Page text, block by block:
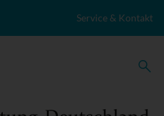
Service & Kontakt